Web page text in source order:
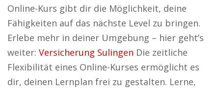
Online-Kurs gibt dir die Möglichkeit, deine
Fähigkeiten auf das nächste Level zu bringen.
Erlebe mehr in deiner Umgebung – hier geht’s
weiter: Versicherung Sulingen Die zeitliche
Flexibilität eines Online-Kurses ermöglicht es
dir, deinen Lernplan frei zu gestalten. Lerne,